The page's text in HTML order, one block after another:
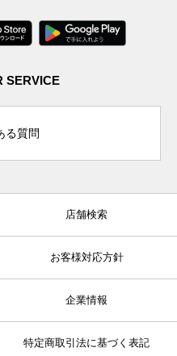
SERVICE
る質問
店舗検索
お客様対応方針
企業情報
特定商取引法に基づく表記